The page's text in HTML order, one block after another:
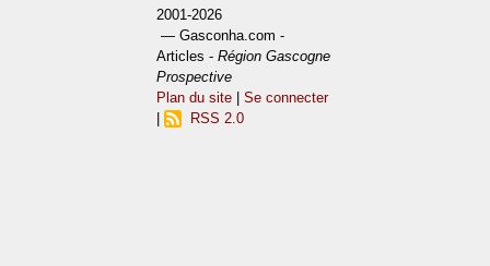
2001-2026
— Gasconha.com -
Articles -Région Gascogne
Prospective
Plan du site |Se connecter
RSS 2.0